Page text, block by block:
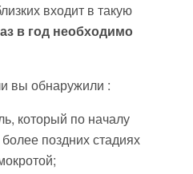
входит в такую
в год необходимо
вы обнаружили :
который по началу
поздних стадиях